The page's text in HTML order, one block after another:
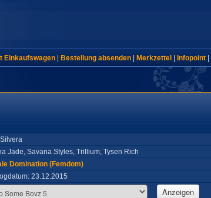
Einkaufswagen| Bestellung absenden| Merkzettel Infopoint|
Jade, Savana Styles, Trillium, Tysen Rich
Domination (Femdom)
23.12.2015
Anzeigen